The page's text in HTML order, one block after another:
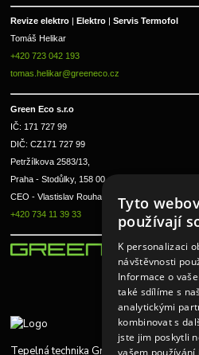
Revize elektro Elektro
Servis Termofol
Tomáš Helikar
+420 723 042 193
tomas.helikar@greeneco.cz
Green Eco s.r.o
IČ: 171 727 99
DIČ: CZ171 727 99
Petržílkova 2583/13,
Praha - Stodůlky, 158 00
CEO - Vlastislav Rouha ml.
+420 734 11 39 33
Tepelná technika Greeneco
Tyto
používají
K personalizaci
návštěvnosti
Informace o
také sdílíme s
analytickými
kombinovat s
jste jim poskytli
vašem